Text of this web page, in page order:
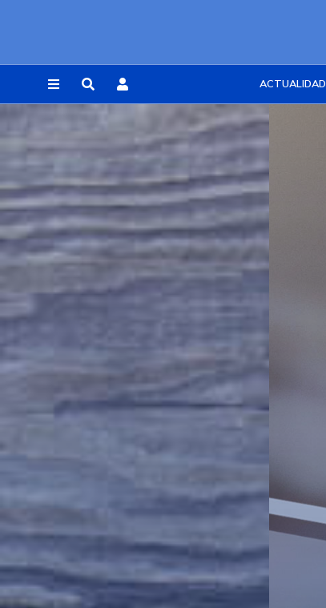
ACTUALIDAD
REGISTRARSE